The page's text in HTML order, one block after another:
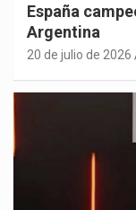
España
Argentina
20 de julio de 2026